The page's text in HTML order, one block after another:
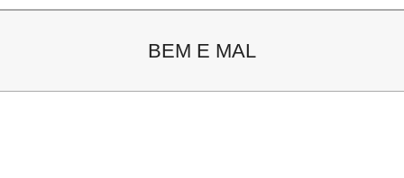
BEM E MAL